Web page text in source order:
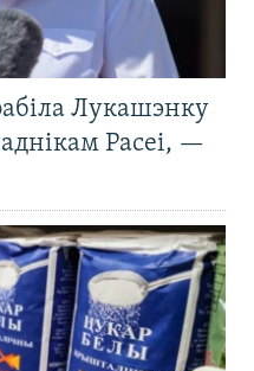
Лукашэнку
Расеі, —